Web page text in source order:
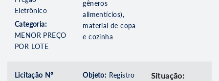
Eletrônico
Categoria:
MENOR PREÇO
POR LOTE
gêneros
alimentícios),
material de copa
e cozinha
Licitação Nº
Objeto: Registro
Situação: